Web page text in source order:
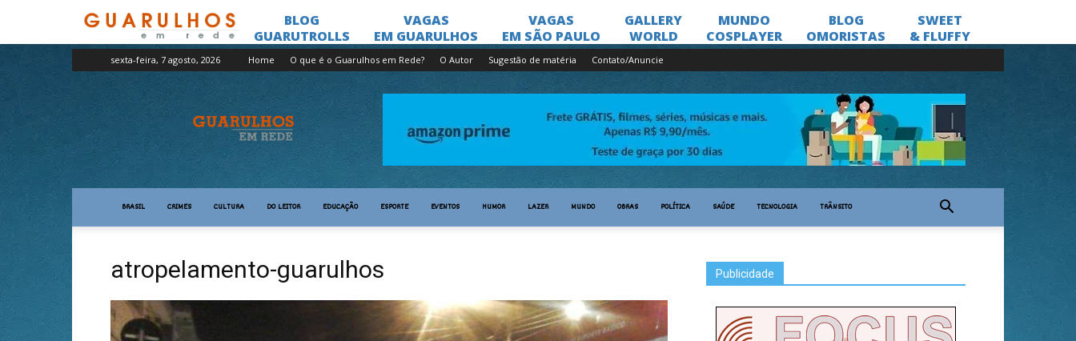
sexta-feira, 7 agosto, 2026 Home O que é o Guarulhos em Rede? O Autor Sugestão de matéria Contato/Anuncie
Guarulhos
em
Rede
BRASIL CRIMES CULTURA DO LEITOR EDUCAÇÃO ESPORTE EVENTOS HUMOR LAZER MUNDO OBRAS POLÍTICA SAÚDE TECNOLOGIA TRÂNSITO
atropelamento-guarulhos Publicidade